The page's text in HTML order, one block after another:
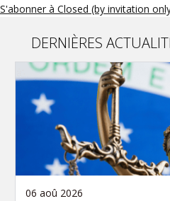
iS'abonner à Closed (by invitation
DERNIÈRES
06 aoû 2026